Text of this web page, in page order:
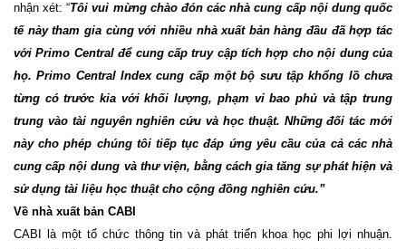
nhận xét: “Tôi vui mừng chào đón các nhà cung cấp nội dung quốc
tế này tham gia cùng với nhiều nhà xuất bản hàng đầu đã hợp tác
với Primo Central để cung cấp truy cập tích hợp cho nội dung của
họ. Primo Central Index cung cấp một bộ sưu tập khổng lồ chưa
từng có trước kia với khối lượng, phạm vibao phủ và tập trung
trung vào tài nguyên nghiên cứu và học thuật. Những đối tác mới
này cho phép chúng tôi tiếp tục đáp ứng yêu cầu của cả các nhà
cung cấp nội dung và thưviện, bằng cách gia tăng sự phát hiện và
sử dụng tài liệu học thuật cho cộng đồng nghiên cứu.”
Về nhà xuất bản CABI
CABI là một tổ chức thông tin và phát triển khoa học phi lợi nhuận.